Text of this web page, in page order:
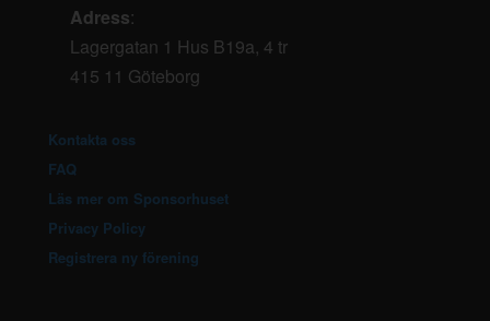
Adress:
Lagergatan 1 Hus B19a, 4 tr
415 11 Göteborg
Kontakta oss
FAQ
Läs mer om Sponsorhuset
Privacy Policy
Registrera ny förening